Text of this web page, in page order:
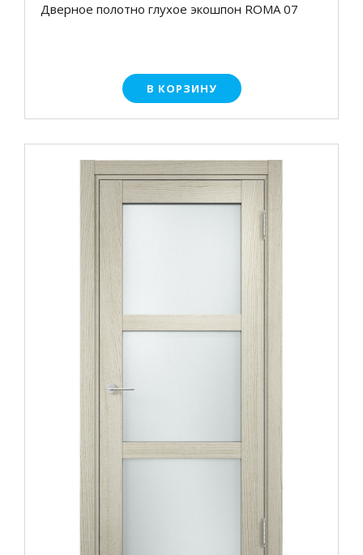
Дверное полотно глухое экошпон ROMA 07
В КОРЗИНУ